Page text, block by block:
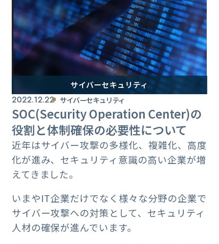
サイバーセキュリティ
2022.12.22 サイバーセキュリティ
SOC(Security Operation Center)の
役割と体制確保の必要性について
近年はサイバー攻撃の多様化、複雑化、高度
化が進み、セキュリティ意識の高い企業が増
えてきました。
いまやIT企業だけでなく様々な分野の企業で
サイバー攻撃への対策として、セキュリティ
人材の確保が進んでいます。